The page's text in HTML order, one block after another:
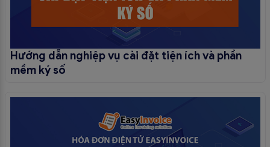
Hướng dẫn nghiệp vụ cài đặt tiện ích và phần
mềm ký số